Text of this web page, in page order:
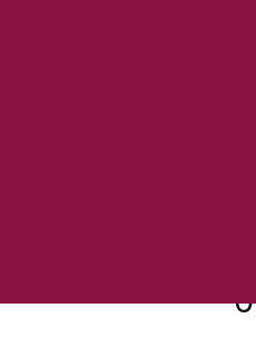
Stimme